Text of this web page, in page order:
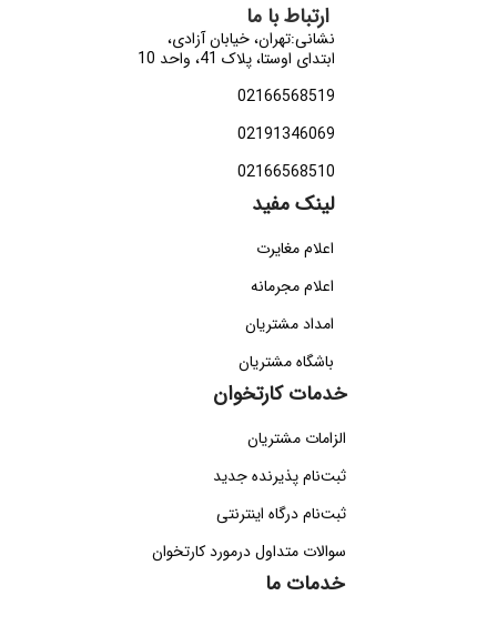
ارتباط با ما
نشانی:تهران، خیابان آزادی،
ابتدای اوستا، پلاک 41، واحد 10
02166568519
02191346069
02166568510
لینک مفید
اعلام مغایرت
اعلام مجرمانه
امداد مشتریان
باشگاه مشتریان
خدمات کارتخوان
الزامات مشتریان
ثبت‌نام پذیرنده جدید
ثبت‌نام درگاه اینترنتی
سوالات متداول درمورد کارتخوان
خدمات ما